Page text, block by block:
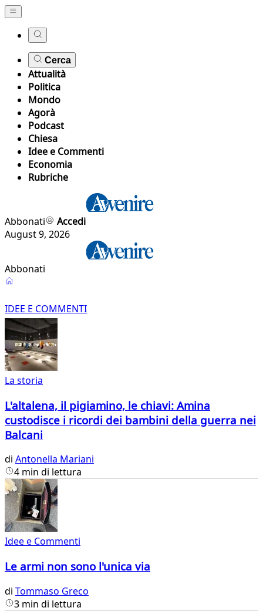
Cerca
Attualità
Politica
Mondo
Agorà
Podcast
Chiesa
Idee e Commenti
Economia
Rubriche
Abbonati
Accedi
August 9, 2026
Abbonati
Idee
e
Commenti
IDEE E COMMENTI
La storia
L'altalena, il pigiamino, le chiavi: Amina
custodisce i ricordi dei bambini della guerra nei
Balcani
di Antonella Mariani
4 min di lettura
Idee e Commenti
Le armi non sono l'unica via
di Tommaso Greco
3 min di lettura